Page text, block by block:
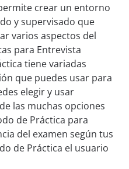
crear un entorno
y supervisado que
varios aspectos del
para Entrevista
tiene variadas
que puedes usar para
elegir y usar
las muchas opciones
de Práctica para
del examen según tus
de Práctica el usuario